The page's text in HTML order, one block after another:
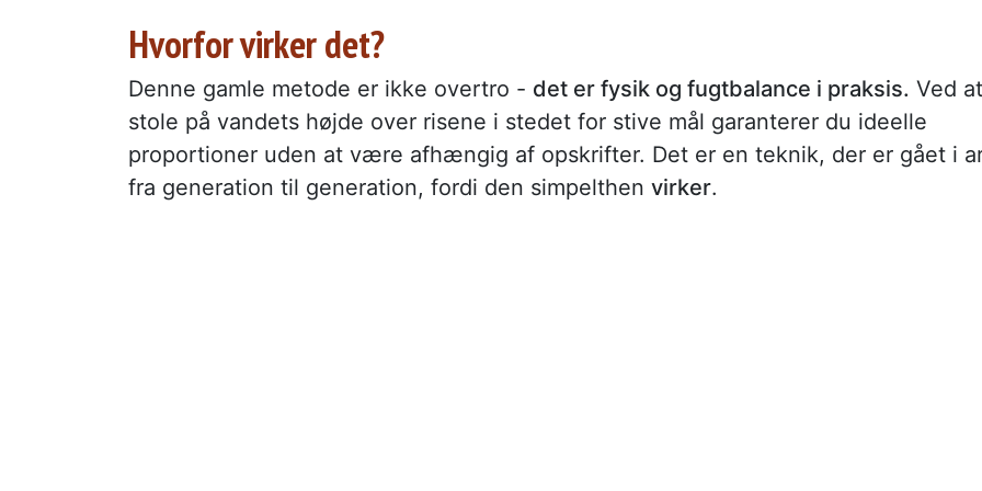
Hvorfor virker det?
Denne gamle metode er ikke overtro - det er fysik og fugtbalance i praksis. Ved at
stole på vandets højde over risene i stedet for stive mål garanterer du ideelle
proportioner uden at være afhængig af opskrifter. Det er en teknik, der er gået i
fra generation til generation, fordi den simpelthen virker.